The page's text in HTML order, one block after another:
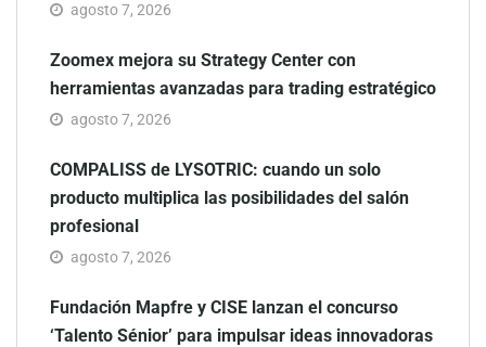
agosto 7, 2026
Zoomex mejora su Strategy Center con
herramientas avanzadas para trading estratégico
agosto 7, 2026
COMPALISS de LYSOTRIC: cuando un solo
producto multiplica las posibilidades del salón
profesional
agosto 7, 2026
Fundación Mapfre y CISE lanzan el concurso
‘Talento Sénior’ para impulsar ideas innovadoras